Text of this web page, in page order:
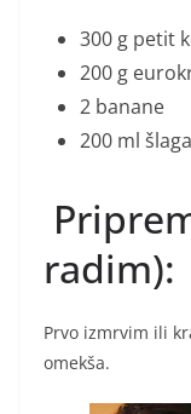
300 g petit
200 g
2 banane
200 ml šlaga
radim):
Prvo izmrvim ili
omekša.